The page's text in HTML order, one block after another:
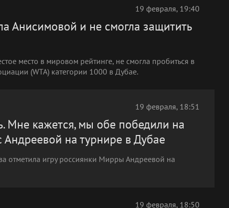
19 февраля, 19:40
Анисимовой и не смогла защитить
место в мировом рейтинге, не смогла пробиться в
(WTA) категории 1000 в Дубае.
19 февраля, 18:51
Мне кажется, мы обе победили на
на турнире в Дубае
отметила игру россиянки Мирры Андреевой на
19 февраля, 18:50